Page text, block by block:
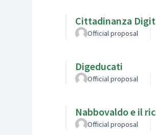
Cittadinanza
Official proposal
Digeducati
Official proposal
Nabbovaldo e il
Official proposal